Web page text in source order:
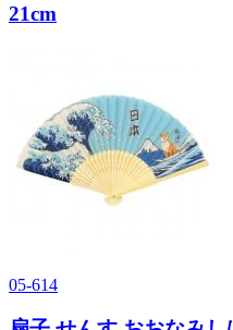
21cm
05-614